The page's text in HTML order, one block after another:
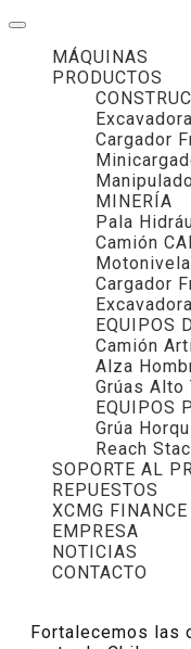
MÁQUINAS
PRODUCTOS
Excavadora
Cargador
MINERÍA
Pala
Camión
Cargador
Excavadora
EQUIPOS
Camión
Alza
Grúas Alto
EQUIPOS
Grúa
Reach
SOPORTE AL
REPUESTOS
XCMG FINANCE
EMPRESA
NOTICIAS
CONTACTO
Fortalecemos las